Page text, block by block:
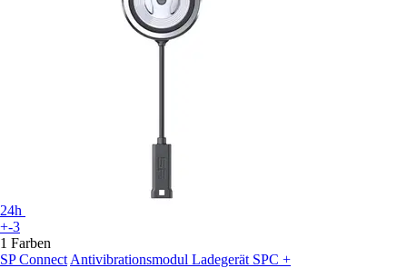
24h
+-3
1 Farben
SP Connect Antivibrationsmodul Ladegerät SPC +